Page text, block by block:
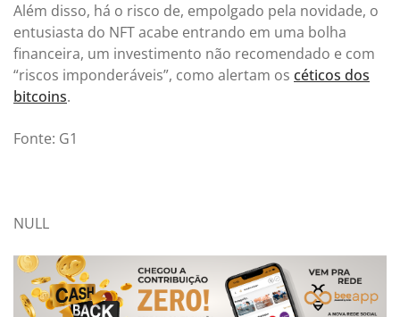
Além disso, há o risco de, empolgado pela novidade, o
entusiasta do NFT acabe entrando em uma bolha
financeira, um investimento não recomendado e com
“riscos imponderáveis”, como alertam os céticos dos
bitcoins.
Fonte: G1
NULL